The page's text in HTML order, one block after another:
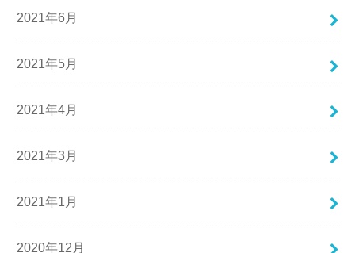
2021年6月
2021年5月
2021年4月
2021年3月
2021年1月
2020年12月